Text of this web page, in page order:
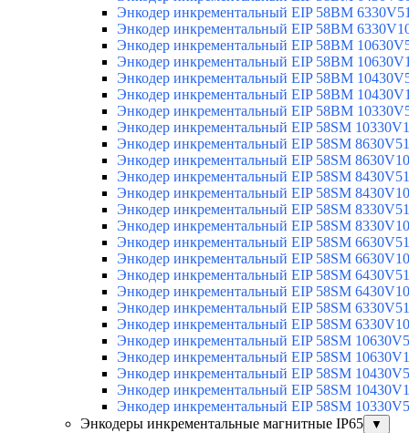
Энкодер инкрементальный EIP 58BM
Энкодер инкрементальный EIP 58BM
Энкодер инкрементальный EIP 58BM
Энкодер инкрементальный EIP 58BM
Энкодер инкрементальный EIP 58BM
Энкодер инкрементальный EIP 58BM
Энкодер инкрементальный EIP 58BM
Энкодер инкрементальный EIP 58SM
Энкодер инкрементальный EIP 58SM
Энкодер инкрементальный EIP 58SM
Энкодер инкрементальный EIP 58SM
Энкодер инкрементальный EIP 58SM
Энкодер инкрементальный EIP 58SM
Энкодер инкрементальный EIP 58SM
Энкодер инкрементальный EIP 58SM
Энкодер инкрементальный EIP 58SM
Энкодер инкрементальный EIP 58SM
Энкодер инкрементальный EIP 58SM
Энкодер инкрементальный EIP 58SM
Энкодер инкрементальный EIP 58SM
Энкодер инкрементальный EIP 58SM
Энкодер инкрементальный EIP 58SM
Энкодер инкрементальный EIP 58SM
Энкодер инкрементальный EIP 58SM
Энкодер инкрементальный EIP 58SM
Энкодеры инкрементальные магнитные IP65
▼